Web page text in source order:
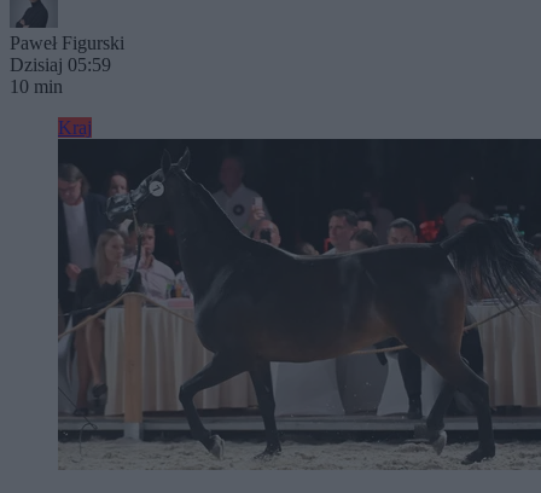
Paweł Figurski
Dzisiaj 05:59
10 min
Kraj